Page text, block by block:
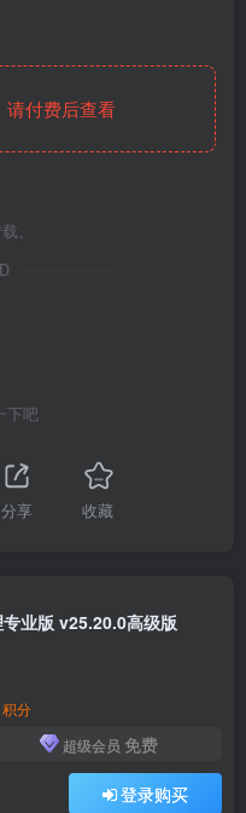
付费后查看
。
下吧
分享 收藏
业版 v25.20.0高级版
积分
超级会员 免费
登录购买